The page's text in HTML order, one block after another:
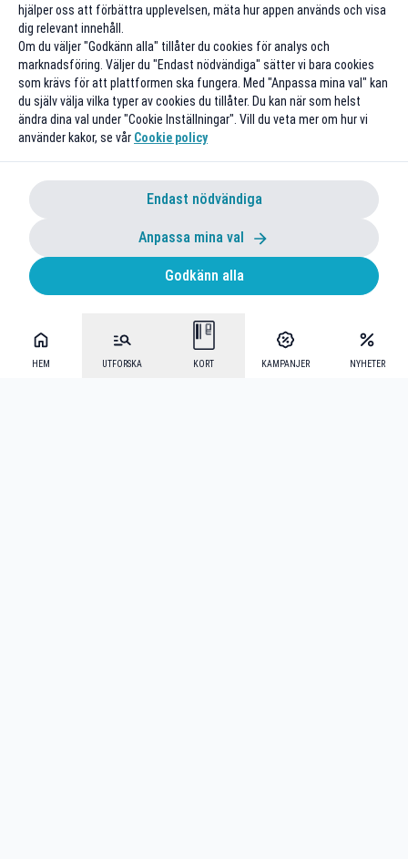
HEM UTFORSKA KORT KAMPANJER NYHETER
hjälper oss att förbättra upplevelsen, mäta hur appen används och visa
dig relevant innehåll.
Om du väljer "Godkänn alla" tillåter du cookies för analys och
marknadsföring. Väljer du "Endast nödvändiga" sätter vi bara cookies
som krävs för att plattformen ska fungera. Med "Anpassa mina val" kan
du själv välja vilka typer av cookies du tillåter. Du kan när som helst
ändra dina val under "Cookie Inställningar". Vill du veta mer om hur vi
använder kakor, se vår Cookie policy
Endast nödvändiga
Anpassa mina val
Godkänn alla